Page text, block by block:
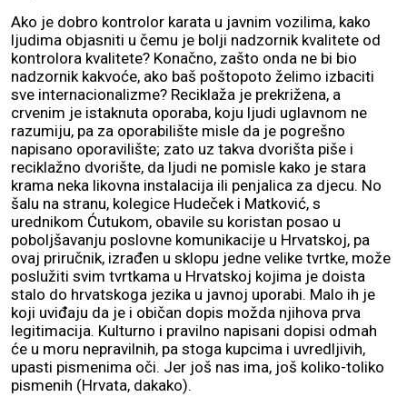
Ako je dobro kontrolor karata u javnim vozilima, kako
ljudima objasniti u čemu je bolji nadzornik kvalitete od
kontrolora kvalitete? Konačno, zašto onda ne bi bio
nadzornik kakvoće, ako baš poštopoto želimo izbaciti
sve internacionalizme? Reciklaža je prekrižena, a
crvenim je istaknuta oporaba, koju ljudi uglavnom ne
razumiju, pa za oporabilište misle da je pogrešno
napisano oporavilište; zato uz takva dvorišta piše i
reciklažno dvorište, da ljudi ne pomisle kako je stara
krama neka likovna instalacija ili penjalica za djecu. No
šalu na stranu, kolegice Hudeček i Matković, s
urednikom Ćutukom, obavile su koristan posao u
poboljšavanju poslovne komunikacije u Hrvatskoj, pa
ovaj priručnik, izrađen u sklopu jedne velike tvrtke, može
poslužiti svim tvrtkama u Hrvatskoj kojima je doista
stalo do hrvatskoga jezika u javnoj uporabi. Malo ih je
koji uviđaju da je i običan dopis možda njihova prva
legitimacija. Kulturno i pravilno napisani dopisi odmah
će u moru nepravilnih, pa stoga kupcima i uvredljivih,
upasti pismenima oči. Jer još nas ima, još koliko-toliko
pismenih (Hrvata, dakako).